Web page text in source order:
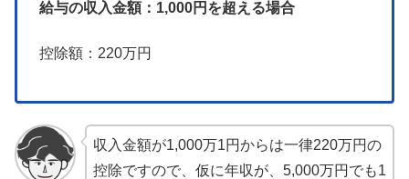
給与の収入金額：1,000円を超える場合
控除額：220万円
収入金額が1,000万1円からは一律220万円の
控除ですので、仮に年収が、5,000万円でも1